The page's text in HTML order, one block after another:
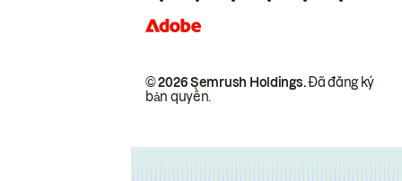
© 2026 Semrush Holdings.Đã đăng ký
bản quyền.